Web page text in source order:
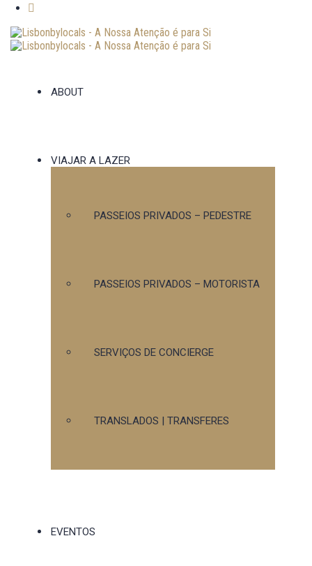
ABOUT
VIAJAR A LAZER
PASSEIOS PRIVADOS – PEDESTRE
PASSEIOS PRIVADOS – MOTORISTA
SERVIÇOS DE CONCIERGE
TRANSLADOS | TRANSFERES
EVENTOS